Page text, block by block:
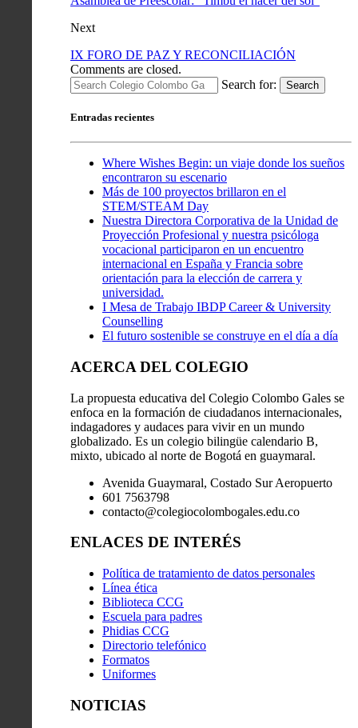
Next
IX FORO DE PAZ Y RECONCILIACIÓN
Comments are closed.
Search for:
Search
Entradas recientes
Where Wishes Begin: un viaje donde los sueños
encontraron su escenario
Más de 100 proyectos brillaron en el
STEM/STEAM Day
Nuestra Directora Corporativa de la Unidad de
Proyección Profesional y nuestra psicóloga
vocacional participaron en un encuentro
internacional en España y Francia sobre
orientación para la elección de carrera y
universidad.
I Mesa de Trabajo IBDP Career & University
Counselling
El futuro sostenible se construye en el día a día
ACERCA DEL COLEGIO
La propuesta educativa del Colegio Colombo Gales se
enfoca en la formación de ciudadanos internacionales,
indagadores y audaces para vivir en un mundo
globalizado. Es un colegio bilingüe calendario B,
mixto, ubicado al norte de Bogotá en guaymaral.
Avenida Guaymaral, Costado Sur Aeropuerto
601 7563798
contacto@colegiocolombogales.edu.co
ENLACES DE INTERÉS
Política de tratamiento de datos personales
Línea ética
Biblioteca CCG
Escuela para padres
Phidias CCG
Directorio telefónico
Formatos
Uniformes
NOTICIAS